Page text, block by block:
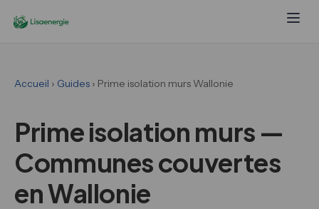
Accueil › Guides › Prime isolation murs Wallonie
Prime isolation murs —
Communes couvertes
en Wallonie